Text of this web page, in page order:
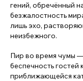
гений, обречённый
безжалостность
лишь эхо,
неизбежного.
Пир во время чумы
беспечность гостей
приближающейся